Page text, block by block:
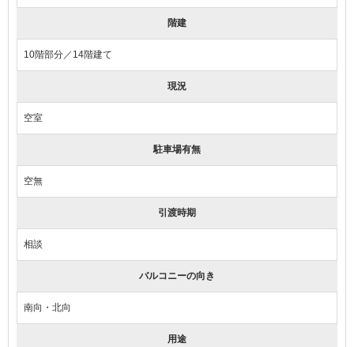
階建
10階部分／14階建て
現況
空室
駐車場有無
空無
引渡時期
相談
バルコニーの向き
南向・北向
用途